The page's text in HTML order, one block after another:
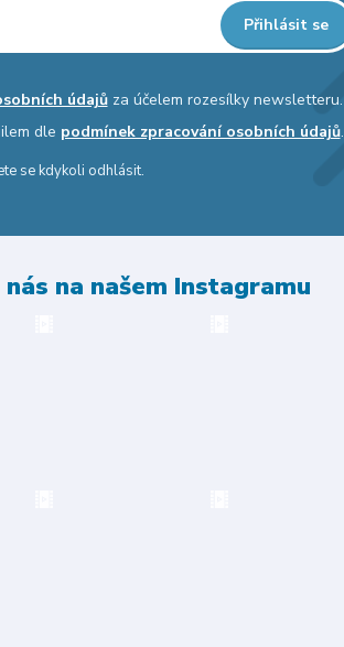
Přihlásit se
údajůza účelem rozesílky newsletteru.
dle podmínek zpracování osobních údajů.
se kdykoli odhlásit.
na našem Instagramu